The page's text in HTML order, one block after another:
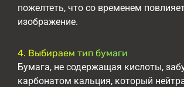
пожелтеть, что со временем
изображение.
4. Выбираем тип бумаги
Бумага, не содержащая кислоты,
карбонатом кальция, который